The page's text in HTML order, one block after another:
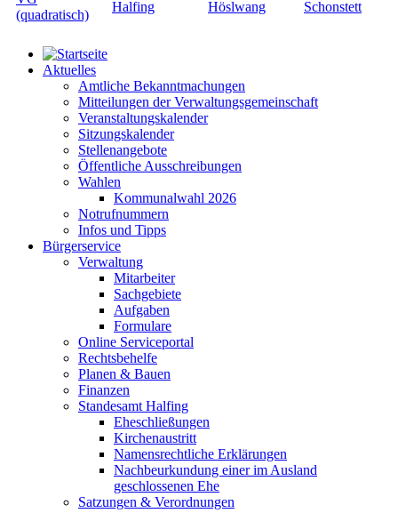
Aktuelles
Amtliche Bekanntmachungen
Mitteilungen der Verwaltungsgemeinschaft
Veranstaltungskalender
Sitzungskalender
Stellenangebote
Öffentliche Ausschreibungen
Wahlen
Kommunalwahl 2026
Notrufnummern
Infos und Tipps
Bürgerservice
Verwaltung
Mitarbeiter
Sachgebiete
Aufgaben
Formulare
Online Serviceportal
Rechtsbehelfe
Planen & Bauen
Finanzen
Standesamt Halfing
Eheschließungen
Kirchenaustritt
Namensrechtliche Erklärungen
Nachbeurkundung einer im Ausland
geschlossenen Ehe
Satzungen & Verordnungen